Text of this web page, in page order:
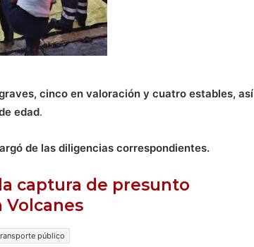
cinco en valoración y cuatro estables, así
edad.
de las diligencias correspondientes.
captura de presunto
Volcanes
público